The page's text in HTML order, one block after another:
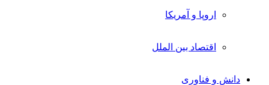
اروپا و آمریکا
اقتصاد بین الملل
دانش و فناوری